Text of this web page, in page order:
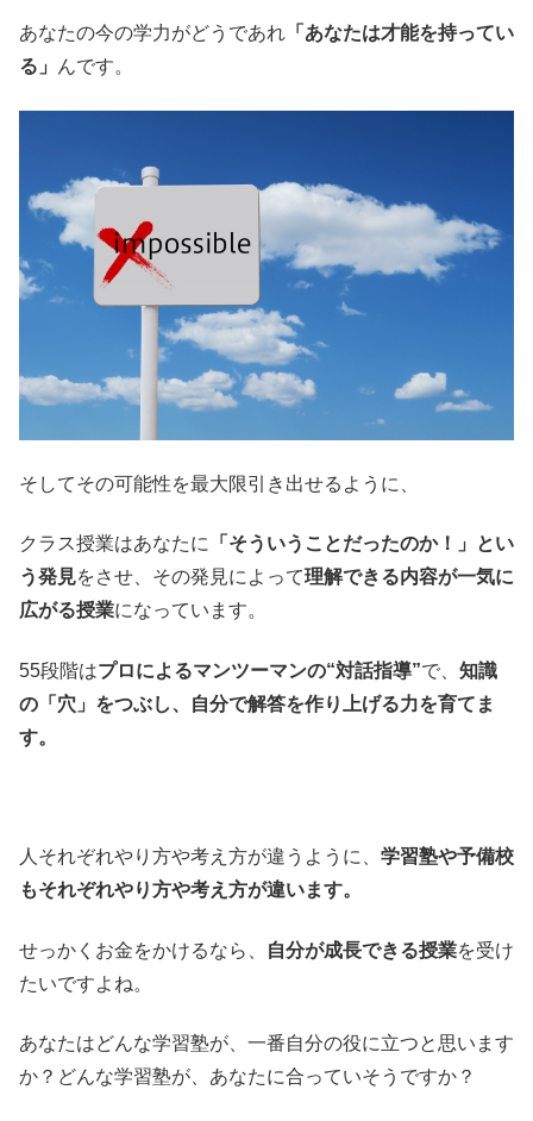
あなたの今の学力がどうであれ 「あなたは才能を持ってい
る」 んです。
そしてその可能性を最大限引き出せるように、
クラス授業はあなたに
「そういうことだったのか！」とい
う発見をさせ、その発見によって理解できる内容が一気に
広がる授業になっています。
55段階はプロによるマンツーマンの“対話指導”で、 知識
の「穴」をつぶし、自分で解答を作り上げる力を育てま
す。
人それぞれやり方や考え方が違うように、 学習塾や予備校
もそれぞれやり方や考え方が違います。
せっかくお金をかけるなら、 自分が成長できる授業を受け
たいですよね。
あなたはどんな学習塾が、一番自分の役に立つと思います
か？どんな学習塾が、あなたに合っていそうですか？